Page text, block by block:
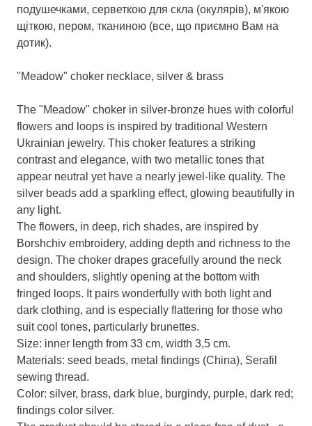
подушечками, серветкою для скла (окулярів), м'якою
щіткою, пером, тканиною (все, що приємно Вам на
дотик).
"Meadow" choker necklace, silver & brass
The "Meadow" choker in silver-bronze hues with colorful
flowers and loops is inspired by traditional Western
Ukrainian jewelry. This choker features a striking
contrast and elegance, with two metallic tones that
appear neutral yet have a nearly jewel-like quality. The
silver beads add a sparkling effect, glowing beautifully in
any light.
The flowers, in deep, rich shades, are inspired by
Borshchiv embroidery, adding depth and richness to the
design. The choker drapes gracefully around the neck
and shoulders, slightly opening at the bottom with
fringed loops. It pairs wonderfully with both light and
dark clothing, and is especially flattering for those who
suit cool tones, particularly brunettes.
Size: inner length from 33 cm, width 3,5 cm.
Materials: seed beads, metal findings (China), Serafil
sewing thread.
Color: silver, brass, dark blue, burgindy, purple, dark red;
findings color silver.